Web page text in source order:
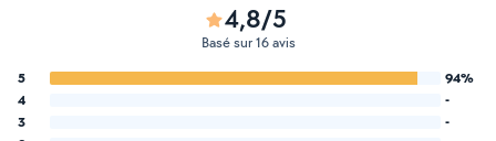
4,8/5
Basé sur 16 avis
5
94%
4
-
3
-